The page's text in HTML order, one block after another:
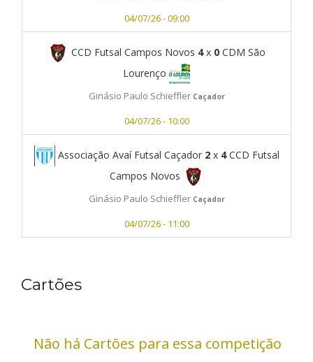
04/07/26 - 09:00
CCD Futsal Campos Novos 4x 0 CDM São
Lourenço
Ginásio Paulo Schieffler Caçador
04/07/26 - 10:00
Associação Avaí Futsal Caçador 2x 4CCD Futsal
Campos Novos
Ginásio Paulo Schieffler Caçador
04/07/26 - 11:00
Cartões
Não há Cartões para essa competição